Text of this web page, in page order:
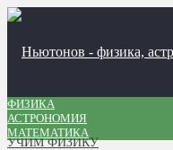
УЧИМ ФИЗИКУ
ФИЗИКА
АСТРОНОМИЯ
МАТЕМАТИКА